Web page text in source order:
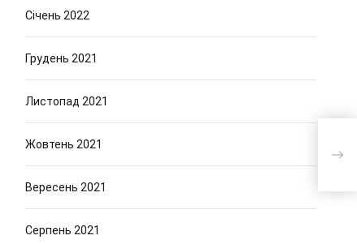
Січень 2022
Грудень 2021
Листопад 2021
Жовтень 2021
Вересень 2021
Серпень 2021